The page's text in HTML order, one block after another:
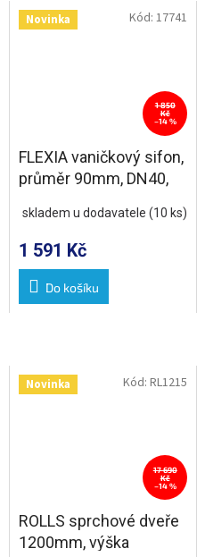
Novinka
1 850
Kč
–14 %
FLEXIA vaničkový sifon,
průměr 90mm, DN40,
skladem u dodavatele(10 ks)
1 591 Kč
Do košíku
Kód:17741
Novinka
17 690
Kč
–14 %
ROLLS sprchové dveře
1200mm, výška
Kód:RL1215